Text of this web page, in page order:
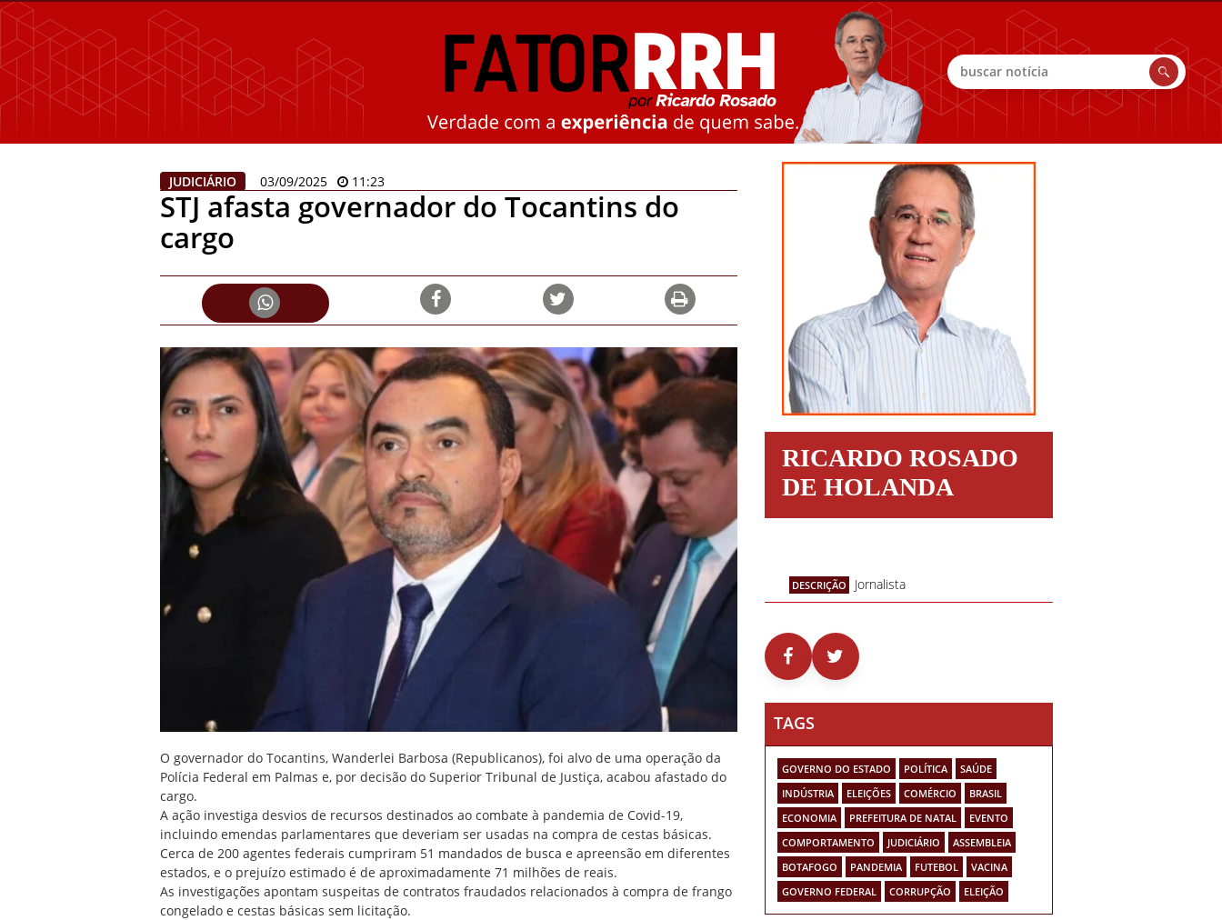
Buscar
JUDICIÁRIO 03/09/2025 11:23
STJ afasta governador do Tocantins do
cargo
O governador do Tocantins, Wanderlei Barbosa (Republicanos), foi alvo de uma operação da
Polícia Federal em Palmas e, por decisão do Superior Tribunal de Justiça, acabou afastado do
cargo.
A ação investiga desvios de recursos destinados ao combate à pandemia de Covid-19,
incluindo emendas parlamentares que deveriam ser usadas na compra de cestas básicas.
Cerca de 200 agentes federais cumpriram 51 mandados de busca e apreensão em diferentes
estados, e o prejuízo estimado é de aproximadamente 71 milhões de reais.
As investigações apontam suspeitas de contratos fraudados relacionados à compra de frango
congelado e cestas básicas sem licitação.
RICARDO ROSADO
DE HOLANDA
DESCRIÇÃO Jornalista
TAGS
GOVERNO DO ESTADO POLÍTICA
SAÚDE
INDÚSTRIA
ELEIÇÕES COMÉRCIO
BRASIL
ECONOMIA
PREFEITURA DE NATAL
EVENTO
COMPORTAMENTO
JUDICIÁRIO
ASSEMBLEIA
BOTAFOGO
PANDEMIA FUTEBOL
VACINA
GOVERNO FEDERAL
CORRUPÇÃO ELEIÇÃO